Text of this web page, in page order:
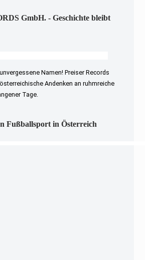
GmbH. - Geschichte bleibt
Namen! Preiser Records
Andenken an ruhmreiche
Tage.
Fußballsport in Österreich